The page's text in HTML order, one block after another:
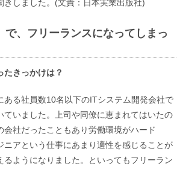
きしました。(文責：日本実業出版社)
で、フリーランスになってしまっ
きっかけは？
ある社員数10名以下のITシステム開発会社で
ていました。上司や同僚に恵まれてはいたの
会社だったこともあり労働環境がハード
アという仕事にあまり適性を感じることが
るようになりました。といってもフリーラン